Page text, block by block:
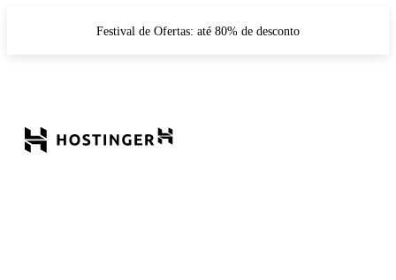
Festival de Ofertas: até 80% de desconto